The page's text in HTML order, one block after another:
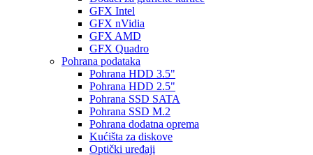
GFX Intel
GFX nVidia
GFX AMD
GFX Quadro
Pohrana podataka
Pohrana HDD 3.5"
Pohrana HDD 2.5"
Pohrana SSD SATA
Pohrana SSD M.2
Pohrana dodatna oprema
Kućišta za diskove
Optički uređaji